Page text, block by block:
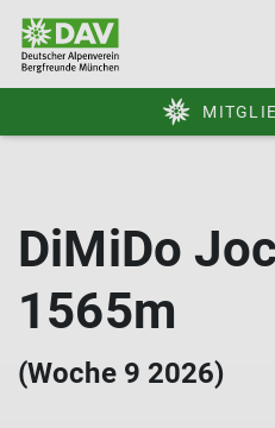
DiMiDo
1565m
(Woche 9 2026)